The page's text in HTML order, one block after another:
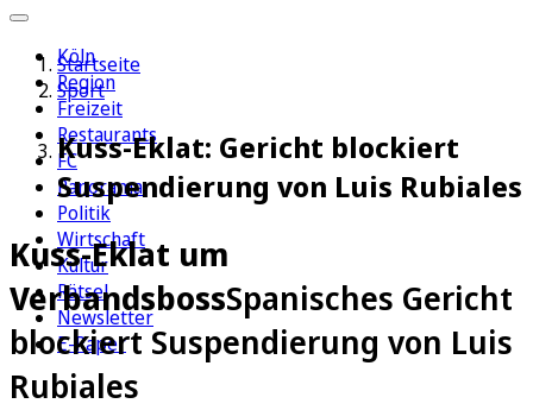
Köln
Region
Freizeit
Restaurants
FC
Panorama
Politik
Wirtschaft
Kultur
Rätsel
Newsletter
E-Paper
Startseite
Sport
Kuss-Eklat: Gericht blockiert
Suspendierung von Luis Rubiales
Kuss-Eklat um
VerbandsbossSpanisches Gericht
blockiert Suspendierung von Luis
Rubiales